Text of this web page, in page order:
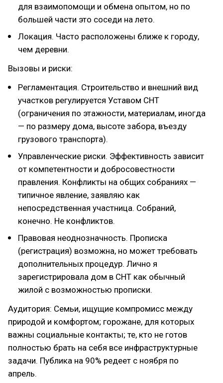
для взаимопомощи и обмена опытом, но по
большей части это соседи на лето.
Локация. Часто расположены ближе к городу,
чем деревни.
Вызовы и риски:
Регламентация. Строительство и внешний вид
участков регулируется Уставом СНТ
(ограничения по этажности, материалам, иногда
— по размеру дома, высоте забора, въезду
грузового транспорта).
Управленческие риски. Эффективность зависит
от компетентности и добросовестности
правления. Конфликты на общих собраниях —
типичное явление, заявляю как
непосредственная участница. Собраний,
конечно. Не конфликтов.
Правовая неоднозначность. Прописка
(регистрация) возможна, но может требовать
дополнительных процедур. Лично я
зарегистрировала дом в СНТ как обычный
жилой с возможностью прописки.
Аудитория: Семьи, ищущие компромисс между
природой и комфортом; горожане, для которых
важны социальные контакты; те, кто не готов
полностью брать на себя все инфраструктурные
задачи. Публика на 90% редеет с ноября по
апрель.